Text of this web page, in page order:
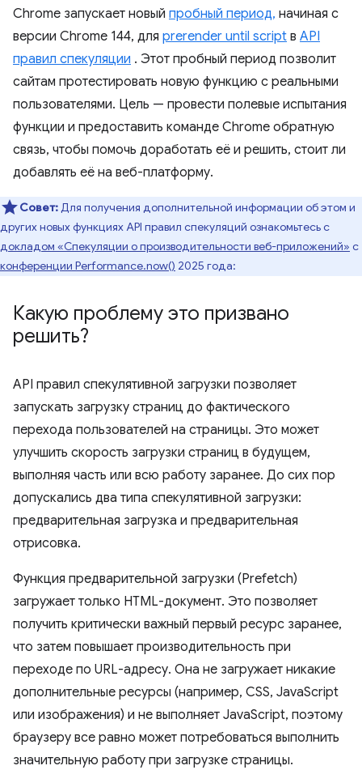
Chrome запускает новый пробный период, начиная с
версии Chrome 144, для prerender until script в API
правил спекуляции . Этот пробный период позволит
сайтам протестировать новую функцию с реальными
пользователями. Цель — провести полевые испытания
функции и предоставить команде Chrome обратную
связь, чтобы помочь доработать её и решить, стоит ли
добавлять её на веб-платформу.
Совет:Для получения дополнительной информации об этом и
других новых функциях API правил спекуляций ознакомьтесь с
докладом «Спекуляции о производительности веб-приложений» с
конференции Performance.now() 2025 года:
Какую проблему это призвано
решить?
API правил спекулятивной загрузки позволяет
запускать загрузку страниц до фактического
перехода пользователей на страницы. Это может
улучшить скорость загрузки страниц в будущем,
выполняя часть или всю работу заранее. До сих пор
допускались два типа спекулятивной загрузки:
предварительная загрузка и предварительная
отрисовка.
Функция предварительной загрузки (Prefetch)
загружает только HTML-документ. Это позволяет
получить критически важный первый ресурс заранее,
что затем повышает производительность при
переходе по URL-адресу. Она не загружает никакие
дополнительные ресурсы (например, CSS, JavaScript
или изображения) и не выполняет JavaScript, поэтому
браузеру все равно может потребоваться выполнить
значительную работу при загрузке страницы.